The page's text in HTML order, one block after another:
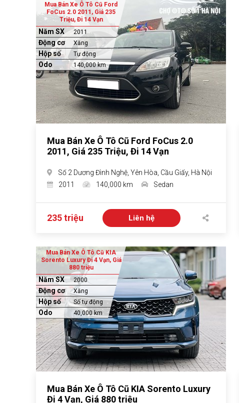
Mua Bán Xe Ô Tô Cũ Ford
FoCus 2.0 2011, Giá 235
Triệu, Đi 14 Vạn
Năm SX 2011
Động cơ Xăng
Hộp số Tự động
Odo 140,000 km
Mua Bán Xe Ô Tô Cũ Ford FoCus 2.0
2011, Giá 235 Triệu, Đi 14 Vạn
Số 2 Dương Đình Nghệ, Yên Hòa, Cầu Giấy, Hà Nội
2011
140,000 km Sedan
235 triệu Liên hệ
Mua Bán Xe Ô Tô Cũ KIA
Sorento Luxury Đi 4 Vạn, Giá
880 triệu
Năm SX 2000
Động cơ Xăng
Hộp số Số tự động
Odo 40,000 km
Mua Bán Xe Ô Tô Cũ KIA Sorento Luxury
Đi 4 Vạn, Giá 880 triệu